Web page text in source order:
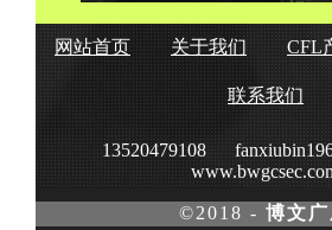
网站首页 关于我们 CFL
联系我们
13520479108
©2018 -博文广